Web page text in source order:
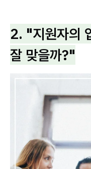
2. "지원자의
잘 맞을까?"